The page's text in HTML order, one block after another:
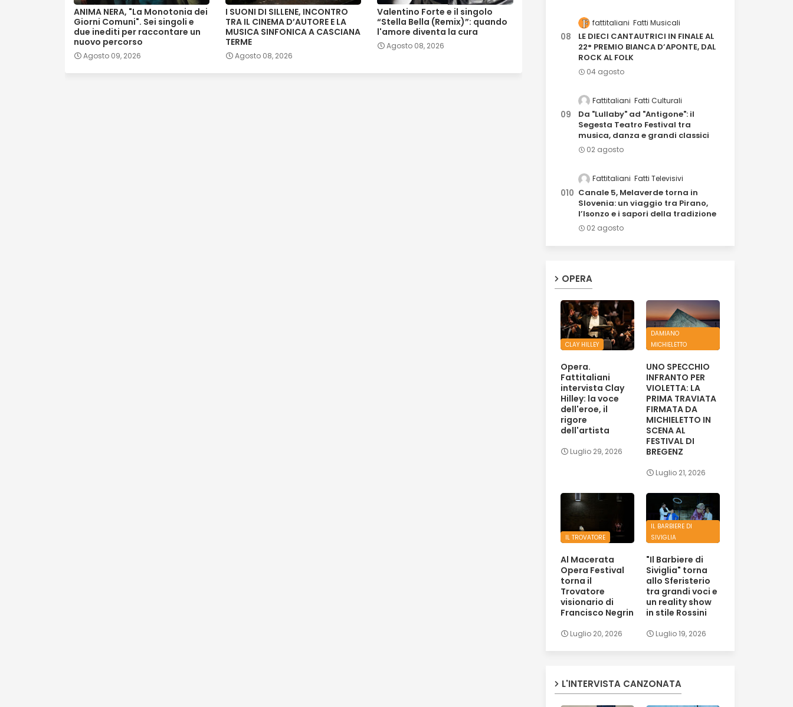
ANIMA NERA, "La Monotonia dei
Giorni Comuni". Sei singoli e
due inediti per raccontare un
nuovo percorso
Agosto 09, 2026
I SUONI DI SILLENE, INCONTRO
TRA IL CINEMA D’AUTORE E LA
MUSICA SINFONICA A CASCIANA
TERME
Agosto 08, 2026
Valentino Forte e il singolo
“Stella Bella (Remix)”: quando
l'amore diventa la cura
Agosto 08, 2026
fattitaliani Fatti Musicali
LE DIECI CANTAUTRICI IN FINALE AL
22° PREMIO BIANCA D’APONTE, DAL
ROCK AL FOLK
04 agosto
Fattitaliani Fatti Culturali
Da "Lullaby" ad "Antigone": il
Segesta Teatro Festival tra
musica, danza e grandi classici
02 agosto
Fattitaliani Fatti Televisivi
Canale 5, Melaverde torna in
Slovenia: un viaggio tra Pirano,
l’Isonzo e i sapori della tradizione
02 agosto
OPERA
CLAY HILLEY
Opera.
Fattitaliani
intervista Clay
Hilley: la voce
dell'eroe, il
rigore
dell'artista
Luglio 29, 2026
DAMIANO
MICHIELETTO
UNO SPECCHIO
INFRANTO PER
VIOLETTA: LA
PRIMA TRAVIATA
FIRMATA DA
MICHIELETTO IN
SCENA AL
FESTIVAL DI
BREGENZ
Luglio 21, 2026
IL TROVATORE
Al Macerata
Opera Festival
torna il
Trovatore
visionario di
Francisco Negrin
Luglio 20, 2026
IL BARBIERE DI
SIVIGLIA
"Il Barbiere di
Siviglia" torna
allo Sferisterio
tra grandi voci e
un reality show
in stile Rossini
Luglio 19, 2026
L'INTERVISTA CANZONATA